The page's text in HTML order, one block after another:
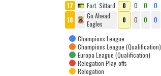
17
Fort. Sittard 0 0 0 0
18
Go Ahead
Eagles
0 0 0 0
Champions League
Champions League (Qualification)
Europa League (Qualification)
Relegation Play-offs
Relegation